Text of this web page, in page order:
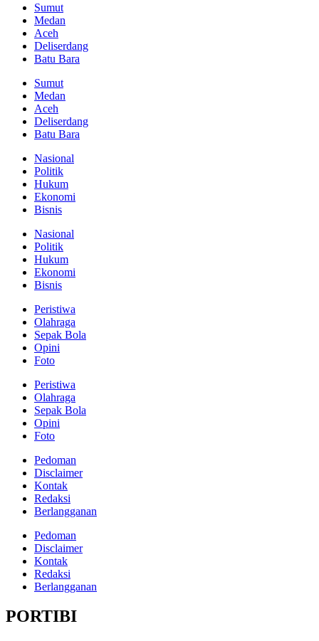
Sumut
Medan
Aceh
Deliserdang
Batu Bara
Sumut
Medan
Aceh
Deliserdang
Batu Bara
Nasional
Politik
Hukum
Ekonomi
Bisnis
Nasional
Politik
Hukum
Ekonomi
Bisnis
Peristiwa
Olahraga
Sepak Bola
Opini
Foto
Peristiwa
Olahraga
Sepak Bola
Opini
Foto
Pedoman
Disclaimer
Kontak
Redaksi
Berlangganan
Pedoman
Disclaimer
Kontak
Redaksi
Berlangganan
PORTIBI